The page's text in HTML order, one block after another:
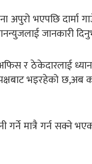
अपुरो भएपछि दार्मा
जानकारी
र ठेकेदारलाई
भइरहेको छ,अब
मात्रै गर्न सक्ने